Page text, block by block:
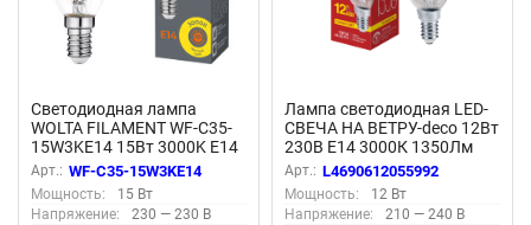
Светодиодная лампа
WOLTA FILAMENT WF-C35-
15W3KE14 15Вт 3000K Е14
Арт.: WF-C35-15W3KE14
Мощность:
15 Вт
Напряжение:
230 — 230 В
Лампа светодиодная LED-
СВЕЧА НА ВЕТРУ-deco 12Вт
230В Е14 3000К 1350Лм
прозрачная IN HOME
Арт.: L4690612055992
Мощность:
12 Вт
Напряжение:
210 — 240 В